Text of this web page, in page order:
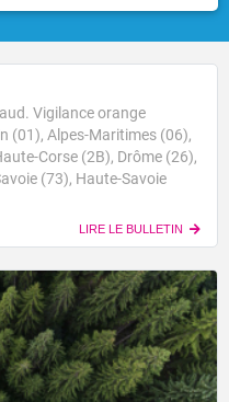
Vigilance orange
(01), Alpes-Maritimes (06),
Corse (2B), Drôme (26),
(73), Haute-Savoie
LIRE LE BULLETIN